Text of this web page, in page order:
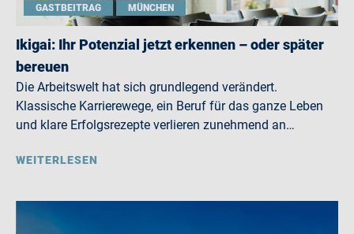
GASTBEITRAG MÜNCHEN
Ikigai: Ihr Potenzial jetzt erkennen – oder später
bereuen
Die Arbeitswelt hat sich grundlegend verändert.
Klassische Karrierewege, ein Beruf für das ganze Leben
und klare Erfolgsrezepte verlieren zunehmend an…
WEITERLESEN